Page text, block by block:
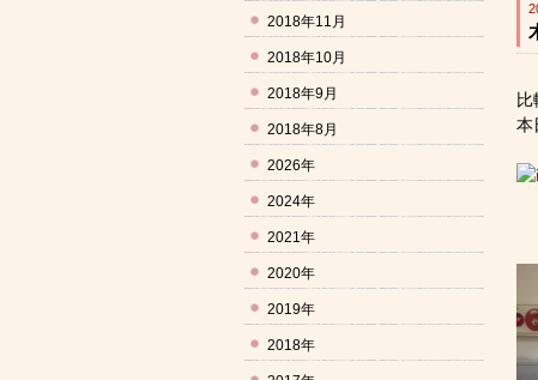
2018年11月
2018年10月
2018年9月
2018年8月
2026年
2024年
2021年
2020年
2019年
2018年
比
本